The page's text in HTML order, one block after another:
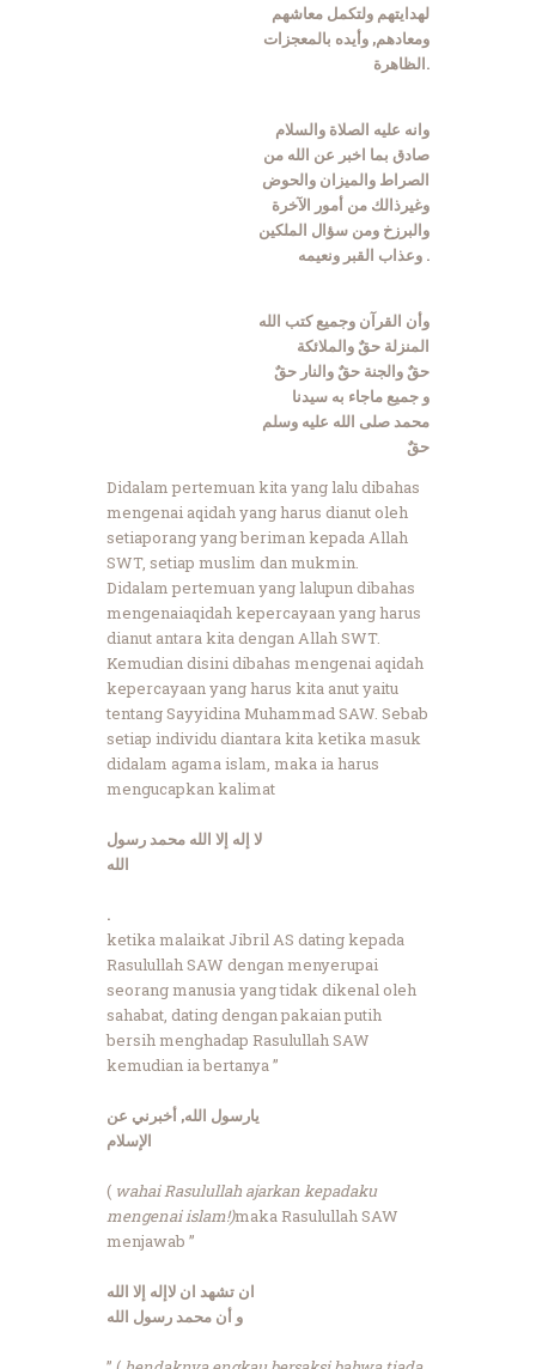
لهدايتهم ولتكمل معاشهم
ومعادهم, وأيده بالمعجزات
الظاهرة.
وانه عليه الصلاة والسلام
صادق بما اخبر عن الله من
الصراط والميزان والحوض
وغيرذالك من أمور الآخرة
والبرزخ ومن سؤال الملكين
وعذاب القبر ونعيمه .
وأن القرآن وجميع كتب الله
المنزلة حقٌ والملائكة
حقٌ والجنة حقٌ والنار حقٌ
و جميع ماجاء به سيدنا
محمد صلى الله عليه وسلم
حقٌ
Didalam pertemuan kita yang lalu dibahas
mengenai aqidah yang harus dianut oleh
setiaporang yang beriman kepada Allah
SWT, setiap muslim dan mukmin.
Didalam pertemuan yang lalupun dibahas
mengenaiaqidah kepercayaan yang harus
dianut antara kita dengan Allah SWT.
Kemudian disini dibahas mengenai aqidah
kepercayaan yang harus kita anut yaitu
tentang Sayyidina Muhammad SAW. Sebab
setiap individu diantara kita ketika masuk
didalam agama islam, maka ia harus
mengucapkan kalimat
لا إله إلا الله محمد رسول
الله
.
ketika malaikat Jibril AS dating kepada
Rasulullah SAW dengan menyerupai
seorang manusia yang tidak dikenal oleh
sahabat, dating dengan pakaian putih
bersih menghadap Rasulullah SAW
kemudian ia bertanya ”
يارسول الله, أخبرني عن
الإسلام
( wahai Rasulullah ajarkan kepadaku
mengenai islam!)maka Rasulullah SAW
menjawab ”
ان تشهد ان لاإله إلا الله
و أن محمد رسول الله